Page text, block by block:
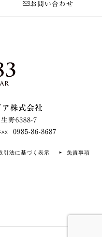
お問い合わせ
株式会社
野6388-7
0985-86-8687
引法に基づく表示 免責事項